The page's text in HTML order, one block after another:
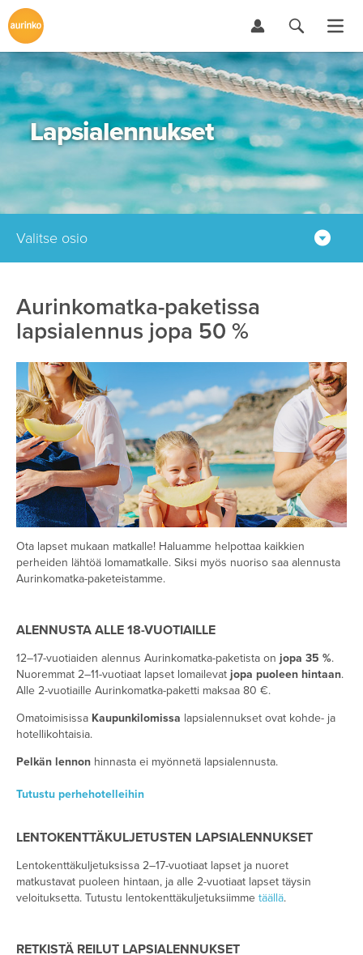
Lapsialennukset
Valitse osio
Aurinkomatka-paketissa
lapsialennus jopa 50 %
Ota lapset mukaan matkalle! Haluamme helpottaa kaikkien
perheiden lähtöä lomamatkalle. Siksi myös nuoriso saa alennusta
Aurinkomatka-paketeistamme.
ALENNUSTA ALLE 18-VUOTIAILLE
12–17-vuotiaiden alennus Aurinkomatka-paketista on jopa 35 %.
Nuoremmat 2–11-vuotiaat lapset lomailevat jopa puoleen hintaan.
Alle 2-vuotiaille Aurinkomatka-paketti maksaa 80 €.
Omatoimisissa Kaupunkilomissa lapsialennukset ovat kohde- ja
hotellikohtaisia.
Pelkän lennon hinnasta ei myönnetä lapsialennusta.
Tutustu perhehotelleihin
LENTOKENTTÄKULJETUSTEN LAPSIALENNUKSET
Lentokenttäkuljetuksissa 2–17-vuotiaat lapset ja nuoret
matkustavat puoleen hintaan, ja alle 2-vuotiaat lapset täysin
veloituksetta. Tutustu lentokenttäkuljetuksiimme täällä.
RETKISTÄ REILUT LAPSIALENNUKSET